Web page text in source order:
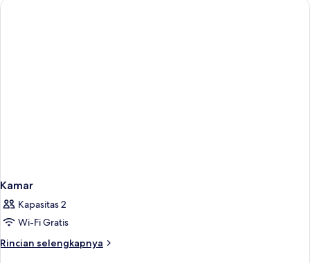
Kamar
Kapasitas 2
Wi-Fi Gratis
Rincian selengkapnya
Rincian